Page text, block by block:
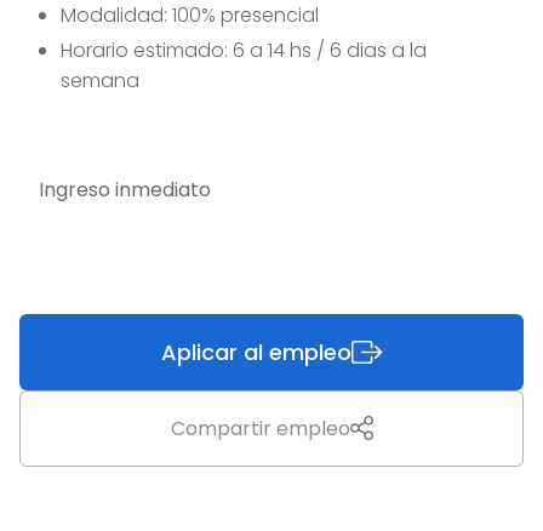
Modalidad: 100% presencial
Horario estimado: 6 a 14 hs / 6 dias a la
semana
Ingreso inmediato
Aplicar al empleo
Compartir empleo